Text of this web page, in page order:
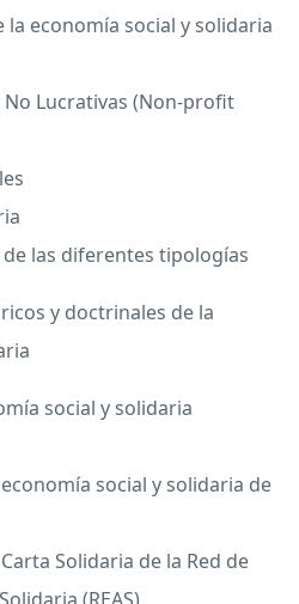
la economía social y solidaria
No Lucrativas (Non-profit
las diferentes tipologías
y doctrinales de la
social y solidaria
social y solidaria de
Solidaria de la Red de